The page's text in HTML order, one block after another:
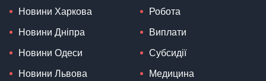
Новини Харкова
Новини Дніпра
Новини Одеси
Новини Львова
Робота
Виплати
Субсидії
Медицина